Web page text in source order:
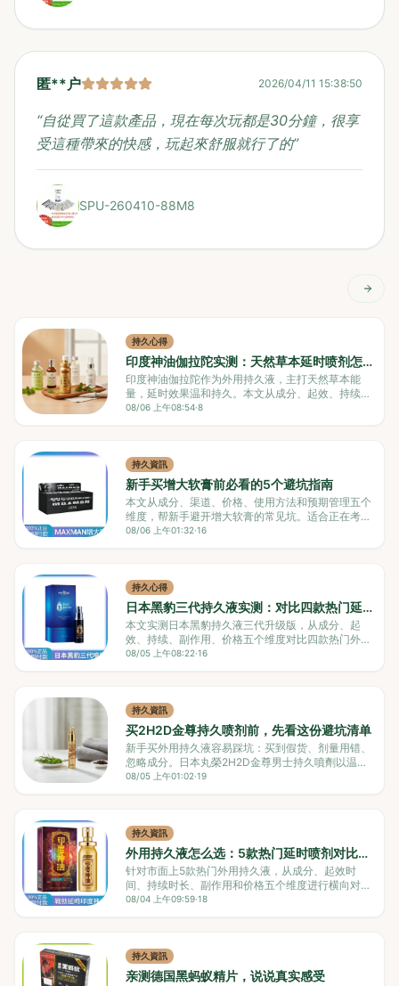
匿**户 2026/04/11 15:38:50
“自從買了這款產品，現在每次玩都是30分鐘，很享
受這種帶來的快感，玩起來舒服就行了的”
SPU-260410-88M8
持久心得
印度神油伽拉陀实测：天然草本延时喷剂怎
么选
印度神油伽拉陀作为外用持久液，主打天然草本能
量，延时效果温和持久。本文从成分、起效、持续、
副作用等维度对比多款热门产品，帮你避开选购误
08/06 上午08:54·8
持久資訊
新手买增大软膏前必看的5个避坑指南
本文从成分、渠道、价格、使用方法和预期管理五个
维度，帮新手避开增大软膏的常见坑。适合正在考虑
购买男士增大产品的用户，提供可操作的鉴别方法和
08/06 上午01:32·16
持久心得
日本黑豹三代持久液实测：对比四款热门延
时喷剂怎么选
本文实测日本黑豹持久液三代升级版，从成分、起
效、持续、副作用、价格五个维度对比四款热门外用
持久液。黑豹三代综合表现均衡，性价比高，尤其适
08/05 上午08:22·16
持久資訊
买2H2D金尊持久喷剂前，先看这份避坑清单
新手买外用持久液容易踩坑：买到假货、剂量用错、
忽略成分。日本丸榮2H2D金尊男士持久噴劑以温和
配方和清晰防伪著称，适合追求持久又不愿麻木的用
08/05 上午01:02·19
持久資訊
外用持久液怎么选：5款热门延时喷剂对比评
测
针对市面上5款热门外用持久液，从成分、起效时
间、持续时长、副作用和价格五个维度进行横向对
比。印度神油男用持久喷剂（战勃热销款）以不麻
08/04 上午09:59·18
持久資訊
亲测德国黑蚂蚁精片，说说真实感受